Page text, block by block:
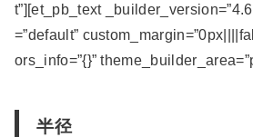
t”][et_pb_text
=”default”
ors_info=”{}”
半径